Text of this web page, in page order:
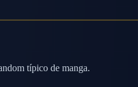
típico de manga.